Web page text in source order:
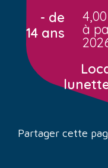
- de
14 ans
à
Partager cette